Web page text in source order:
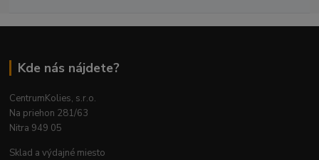
Kde nás nájdete?
CentrumKolies, s.r.o.
Na priehon 281/63
Nitra 949 05
Sklad a výdajné miesto